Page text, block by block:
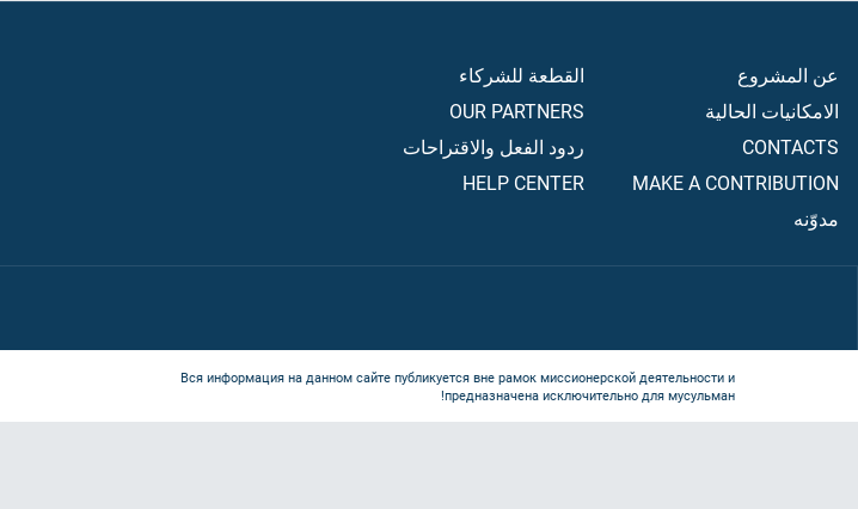
عن المشروع
الامكانيات الحالية
CONTACTS
MAKE A CONTRIBUTION
مدوّنه
القطعة للشركاء
OUR PARTNERS
ردود الفعل والاقتراحات
HELP CENTER
Вся информация на данном сайте публикуется вне рамок миссионерской деятельности и
предназначена исключительно для мусульман!